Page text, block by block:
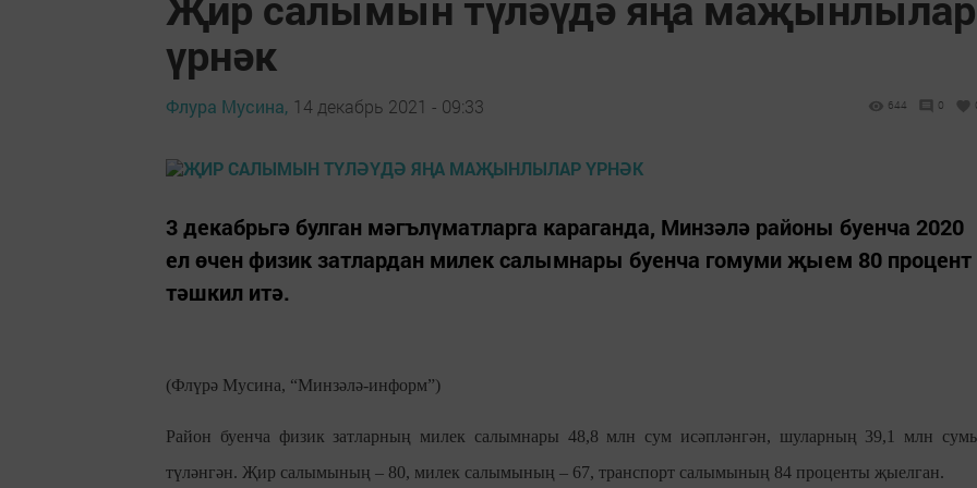
үрнәк
Флура Мусина, 14 декабрь 2021 - 09:33 644 0
3 декабрьгә булган мәгълүматларга караганда, Минзәлә районы буенча 2020
ел өчен физик затлардан милек салымнары буенча гомуми җыем 80 процент
тәшкил итә.
(Флүрә Мусина, “Минзәлә-информ”)
Район буенча физик затларның милек салымнары 48,8 млн сум исәпләнгән, шуларның 39,1 млн
түләнгән. Җир салымының – 80, милек салымының – 67, транспорт салымының 84 проценты җыелган.